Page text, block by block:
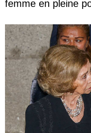
femme en pleine